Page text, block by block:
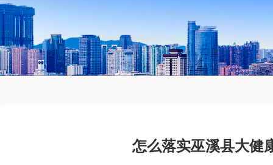
怎么落实巫溪县大健